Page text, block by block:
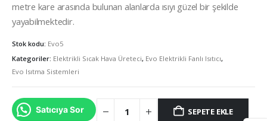
metre kare arasında bulunan alanlarda ısıyı güzel bir şekilde
yayabilmektedir.
Stok kodu: Evo5
Kategoriler: Elektrikli Sıcak Hava Üreteci, Evo Elektrikli Fanlı Isıtıcı,
Evo Isıtma Sistemleri
Satıcıya Sor SEPETE EKLE